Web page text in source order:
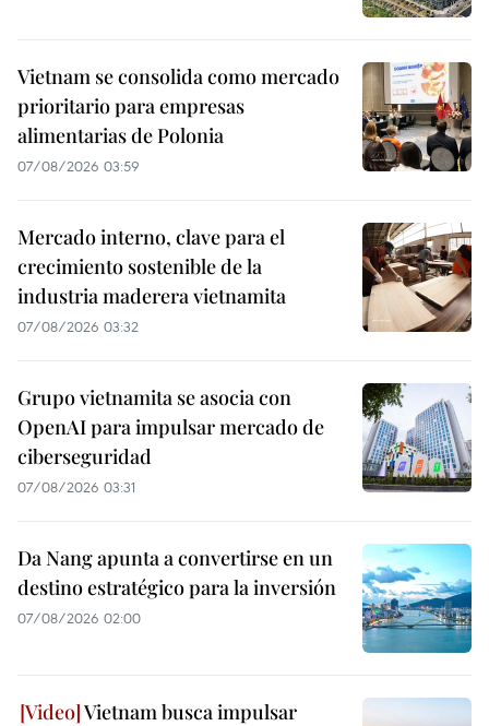
Vietnam se consolida como mercado
prioritario para empresas
alimentarias de Polonia
07/08/2026 03:59
Mercado interno, clave para el
crecimiento sostenible de la
industria maderera vietnamita
07/08/2026 03:32
Grupo vietnamita se asocia con
OpenAI para impulsar mercado de
ciberseguridad
07/08/2026 03:31
Da Nang apunta a convertirse en un
destino estratégico para la inversión
07/08/2026 02:00
Vietnam busca impulsar